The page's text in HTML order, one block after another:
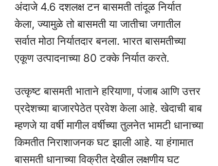
अंदाजे 4.6 दशलक्ष टन बासमती तांदूळ निर्यात
केला, ज्यामुळे तो बासमती या जातीचा जगातील
सर्वात मोठा निर्यातदार बनला. भारत बासमतीच्या
एकूण उत्पादनाच्या 80 टक्के निर्यात करते.
उत्कृष्ट बासमती भाताने हरियाणा, पंजाब आणि उत्तर
प्रदेशच्या बाजारपेठेत प्रवेश केला आहे. खेदाची बाब
म्हणजे या वर्षी मागील वर्षीच्या तुलनेत भामटी धानाच्या
किमतीत निराशाजनक घट झाली आहे. या हंगामात
बासमती धानाच्या विक्रीत देखील लक्षणीय घट